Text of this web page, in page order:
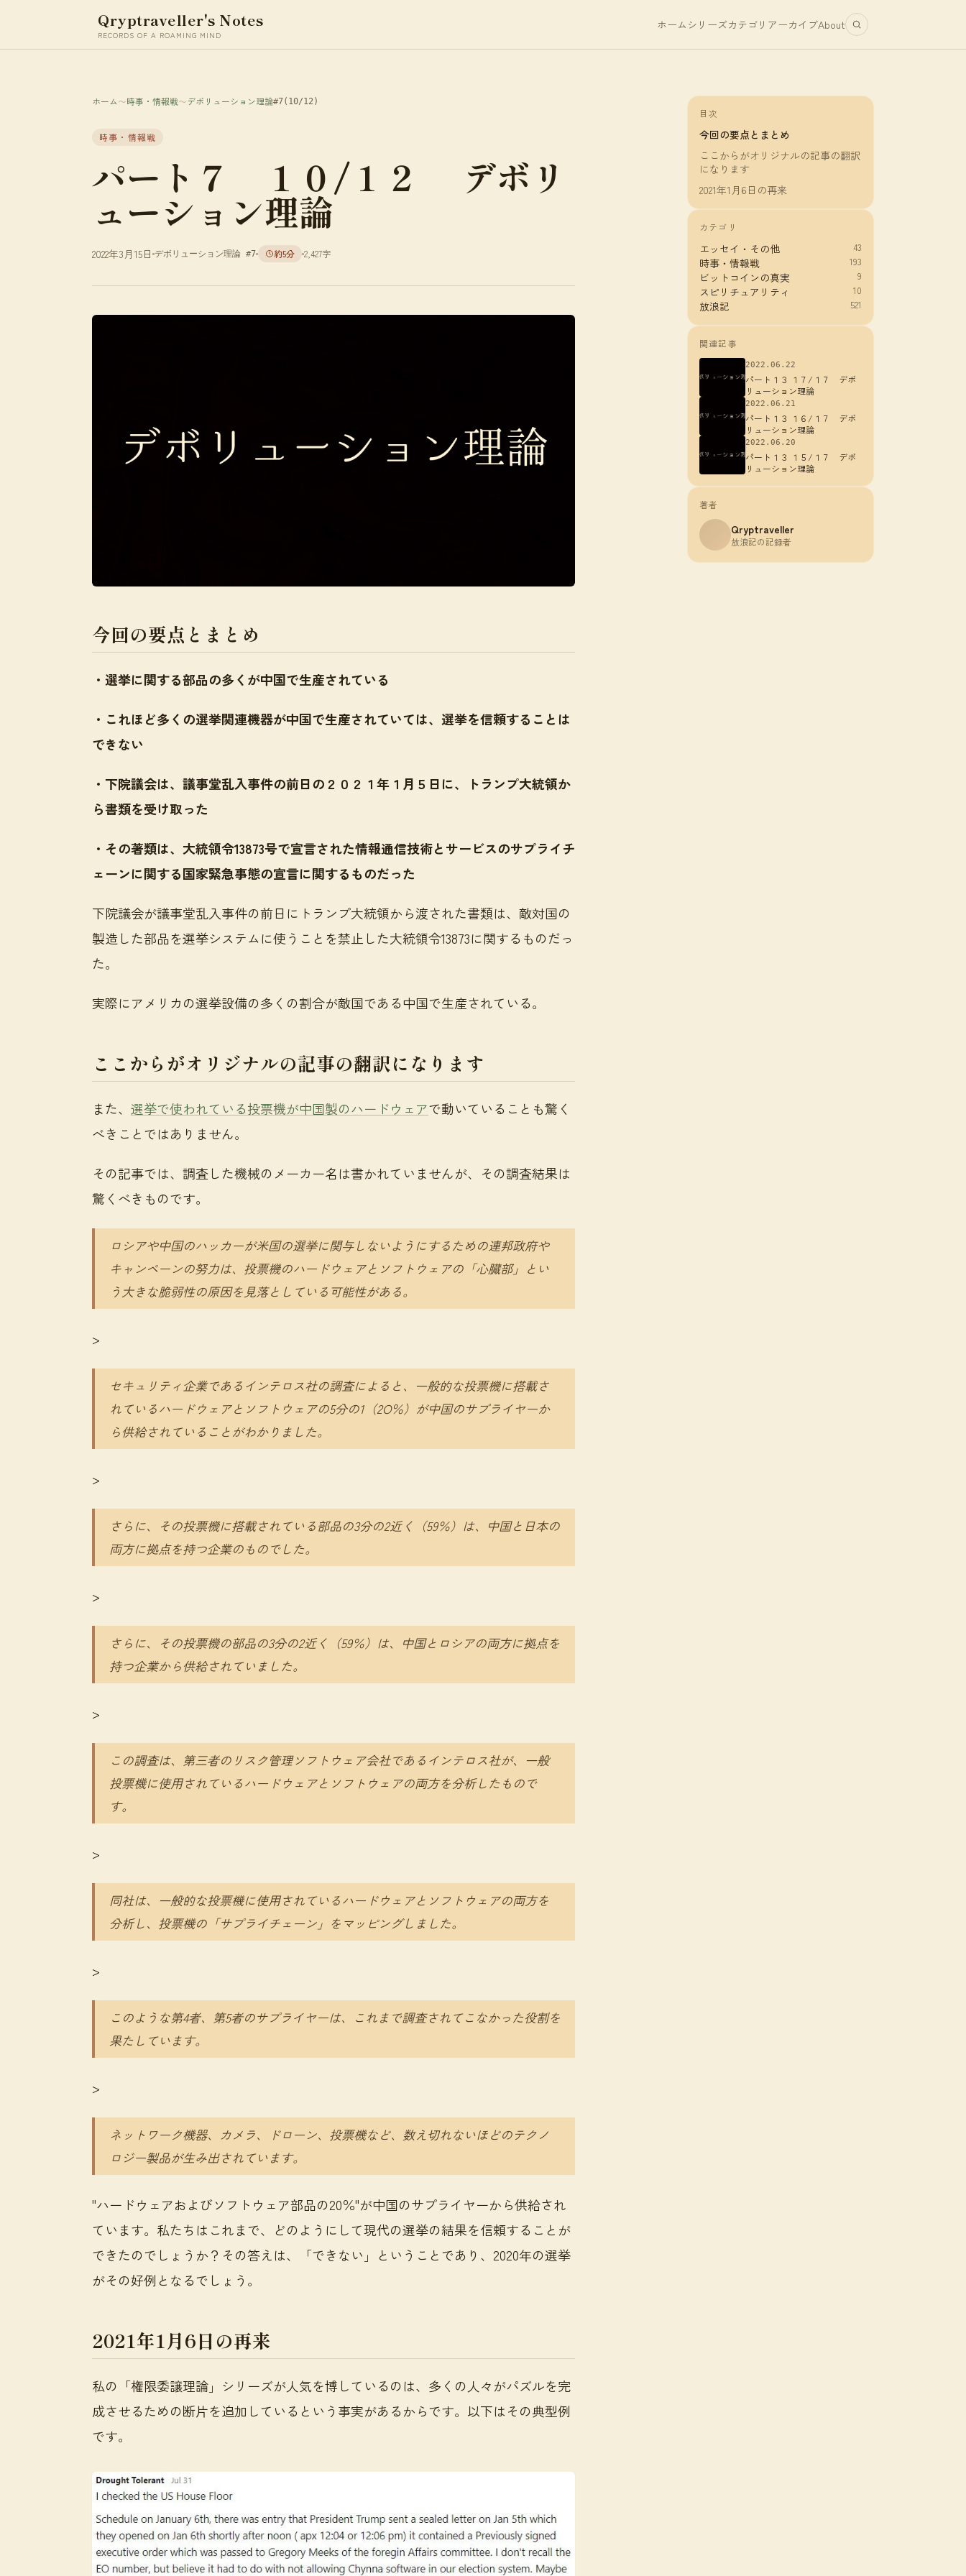
Qryptraveller's Notes
RECORDS OF A ROAMING MIND
ホーム シリーズカテゴリ アーカイブAbout
ホーム〜時事・情報戦〜デボリューション理論#7(10/12)
時事・情報戦
パート７ １０/１２ デボリ
ューション理論
2022年3月15日 デボリューション理論 #7 約5分 2,427字
今回の要点とまとめ
・選挙に関する部品の多くが中国で生産されている
・これほど多くの選挙関連機器が中国で生産されていては、選挙を信頼することは
できない
・下院議会は、議事堂乱入事件の前日の２０２１年１月５日に、トランプ大統領か
ら書類を受け取った
・その著類は、大統領令13873号で宣言された情報通信技術とサービスのサプライチ
ェーンに関する国家緊急事態の宣言に関するものだった
下院議会が議事堂乱入事件の前日にトランプ大統領から渡された書類は、敵対国の
製造した部品を選挙システムに使うことを禁止した大統領令13873に関するものだっ
た。
実際にアメリカの選挙設備の多くの割合が敵国である中国で生産されている。
ここからがオリジナルの記事の翻訳になります
また、 選挙で使われている投票機が中国製のハードウェアで動いていることも驚く
べきことではありません。
その記事では、調査した機械のメーカー名は書かれていませんが、その調査結果は
驚くべきものです。
ロシアや中国のハッカーが米国の選挙に関与しないようにするための連邦政府や
キャンペーンの努力は、投票機のハードウェアとソフトウェアの「心臓部」とい
う大きな脆弱性の原因を見落としている可能性がある。
>
セキュリティ企業であるインテロス社の調査によると、一般的な投票機に搭載さ
れているハードウェアとソフトウェアの5分の1（2O％）が中国のサプライヤーか
ら供給されていることがわかりました。
>
さらに、その投票機に搭載されている部品の3分の2近く（59％）は、中国と日本の
両方に拠点を持つ企業のものでした。
>
さらに、その投票機の部品の3分の2近く（59％）は、中国とロシアの両方に拠点を
持つ企業から供給されていました。
>
この調査は、第三者のリスク管理ソフトウェア会社であるインテロス社が、一般
投票機に使用されているハードウェアとソフトウェアの両方を分析したもので
す。
>
同社は、一般的な投票機に使用されているハードウェアとソフトウェアの両方を
分析し、投票機の「サプライチェーン」をマッピングしました。
>
このような第4者、第5者のサプライヤーは、これまで調査されてこなかった役割を
果たしています。
>
ネットワーク機器、カメラ、ドローン、投票機など、数え切れないほどのテクノ
ロジー製品が生み出されています。
"ハードウェアおよびソフトウェア部品の20％"が中国のサプライヤーから供給され
ています。私たちはこれまで、どのようにして現代の選挙の結果を信頼することが
できたのでしょうか？その答えは、「できない」ということであり、2020年の選挙
がその好例となるでしょう。
2021年1月6日の再来
私の「権限委譲理論」シリーズが人気を博しているのは、多くの人々がパズルを完
成させるための断片を追加しているという事実があるからです。以下はその典型例
です。
目次
今回の要点とまとめ
ここからがオリジナルの記事の翻訳
になります
2021年1月6日の再来
カテゴリ
エッセイ・その他 43
時事・情報戦 193
ビットコインの真実 9
スピリチュアリティ 10
放浪記 521
関連記事
2022.06.22
パート１３ １７/１７ デボ
リューション理論
2022.06.21
パート１３ １６/１７ デボ
リューション理論
2022.06.20
パート１３ １５/１７ デボ
リューション理論
著者
Qryptraveller
放浪記の記録者